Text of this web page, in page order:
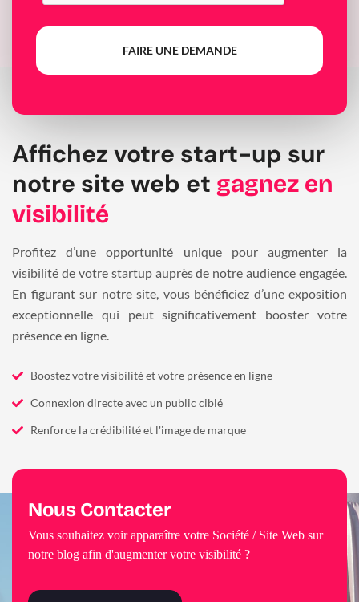
FAIRE UNE DEMANDE
Affichez votre start-up sur
notre site web et gagnez en
visibilité
Profitez d’une opportunité unique pour augmenter la
visibilité de votre startup auprès de notre audience engagée.
En figurant sur notre site, vous bénéficiez d’une exposition
exceptionnelle qui peut significativement booster votre
présence en ligne.
Boostez votre visibilité et votre présence en ligne
Connexion directe avec un public ciblé
Renforce la crédibilité et l'image de marque
Nous Contacter
Vous souhaitez voir apparaître votre Société / Site Web sur
notre blog afin d'augmenter votre visibilité ?